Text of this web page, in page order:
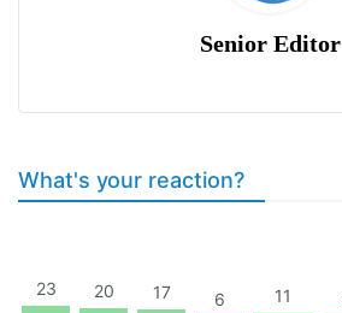
Senior Editor
What's your reaction?
23 20 17 6 11